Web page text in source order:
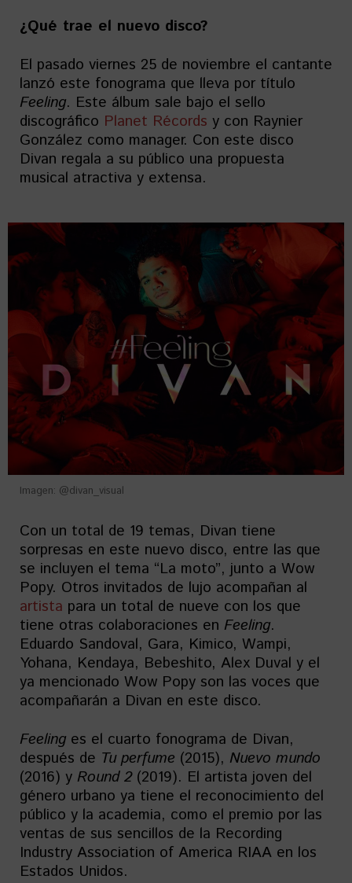
¿Qué trae el nuevo disco?
El pasado viernes 25 de noviembre el cantante
lanzó este fonograma que lleva por título
Feeling. Este álbum sale bajo el sello
discográfico Planet Récords y con Raynier
González como manager. Con este disco
Divan regala a su público una propuesta
musical atractiva y extensa.
Imagen: @divan_visual
Con un total de 19 temas, Divan tiene
sorpresas en este nuevo disco, entre las que
se incluyen el tema “La moto”, junto a Wow
Popy. Otros invitados de lujo acompañan al
artista para un total de nueve con los que
tiene otras colaboraciones en Feeling.
Eduardo Sandoval, Gara, Kimico, Wampi,
Yohana, Kendaya, Bebeshito, Alex Duval y el
ya mencionado Wow Popy son las voces que
acompañarán a Divan en este disco.
Feeling es el cuarto fonograma de Divan,
después de Tu perfume (2015), Nuevo mundo
(2016) y Round 2(2019). El artista joven del
género urbano ya tiene el reconocimiento del
público y la academia, como el premio por las
ventas de sus sencillos de la Recording
Industry Association of America RIAA en los
Estados Unidos.